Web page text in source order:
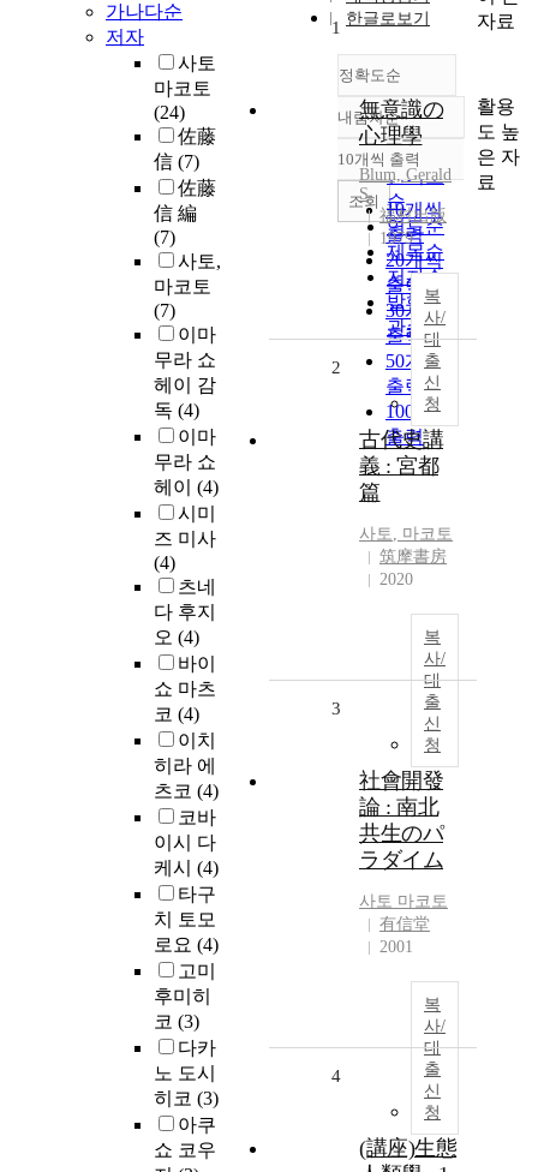
가나다순
저자
사토
마코토
(24)
佐藤
信 (7)
佐藤
信 編
(7)
사토,
마코토
(7)
이마
무라 쇼
헤이 감
독 (4)
이마
무라 쇼
헤이 (4)
시미
즈 미사
(4)
츠네
다 후지
오 (4)
바이
쇼 마츠
코 (4)
이치
히라 에
츠코 (4)
코바
이시 다
케시 (4)
타구
치 토모
로요 (4)
고미
후미히
코 (3)
다카
노 도시
히코 (3)
아쿠
쇼 코우
한글로보기
정확도순
정확도
순
인기도
순
연도순
제목순
저자순
발행기
관순
내림차순
내림차순
10개씩 출력
10개씩
출력
20개씩
출력
30개씩
출력
50개씩
출력
100개씩
출력
조회
1
無意識の
心理學
Blum, Gerald
S
福村出版
1979
복
사/
대
출
신
청
2
古代史講
義 : 宮都
篇
사토, 마코토
筑摩書房
2020
복
사/
대
출
신
청
3
社會開發
論 : 南北
共生のパ
ラダイム
사토 마코토
有信堂
2001
복
사/
대
출
신
청
4
(講座)生態
자료
활용
도 높
은 자
료